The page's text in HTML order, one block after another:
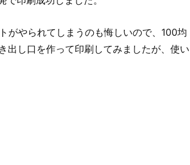
がやられてしまうのも悔しいので、100均
出し口を作って印刷してみましたが、使い